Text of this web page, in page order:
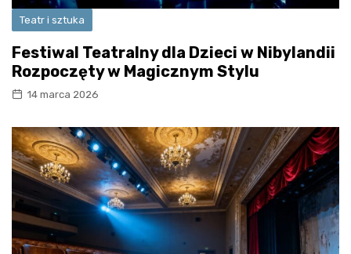
Teatr i sztuka
Festiwal Teatralny dla Dzieci w Nibylandii
Rozpoczęty w Magicznym Stylu
14 marca 2026